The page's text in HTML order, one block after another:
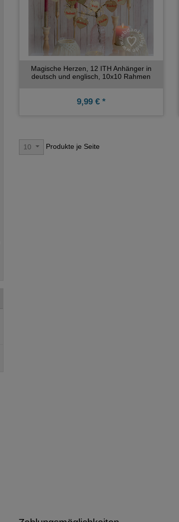
Magische Herzen, 12 ITH Anhänger in
deutsch und englisch, 10x10 Rahmen
9,99 € *
10 Produkte je Seite